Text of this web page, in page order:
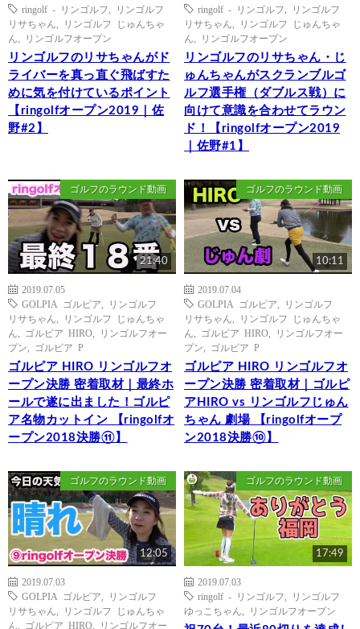
ringolf - リンゴルフ
リンゴルフ
リサちゃん
リンゴルフ じゅんちゃ
ん
リンゴルフオープン
リンゴルフのリサちゃんがド
ライバーを真っ直ぐ飛ばすた
めに気を付けているポイント
【ringolfオープン2019｜佐
野#2】
ringolf - リンゴルフ
リンゴルフ
リサちゃん
リンゴルフ じゅんちゃ
ん
リンゴルフオープン
リンゴルフのリサちゃん・じ
ゅんちゃんがスクランブルゴ
ルフ選手権（ダブルス戦）に
向けて意識を合わせてラウン
ド！【ringolfオープン2019
｜佐野#1】
ゴルフのラウンド動画
21:40
2019.07.05
GOLPIA ゴルピア
リンゴルフ
リサちゃん
リンゴルフ じゅんちゃ
ん
ゴルピア HIRO
リンゴルフオー
プン
ゴルピア P
ゴルピア HIRO リンゴルフオ
ープン決勝 密着取材｜最終ホ
ールで遂に出ました！ゴルピ
ア名物カットイン 【ringolfオ
ープン2018決勝⑪】
ゴルフのラウンド動画
10:11
2019.07.04
GOLPIA ゴルピア
リンゴルフ
リサちゃん
リンゴルフ じゅんちゃ
ん
ゴルピア HIRO
リンゴルフオー
プン
ゴルピア P
ゴルピア HIRO リンゴルフオ
ープン決勝 密着取材｜ゴルピ
アHIRO vs リンゴルフじゅん
ちゃん 劇場 【ringolfオープ
ン2018決勝⑩】
ゴルフのラウンド動画
12:05
2019.07.03
GOLPIA ゴルピア
リンゴルフ
リサちゃん
リンゴルフ じゅんちゃ
ん
ゴルピア HIRO リンゴルフオー
ゴルフのラウンド動画
17:49
2019.07.03
ringolf - リンゴルフ
リンゴルフ
ゆっこちゃん
リンゴルフオープン